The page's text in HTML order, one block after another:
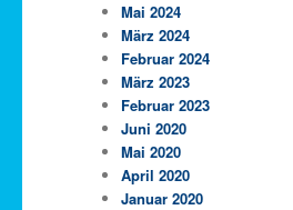
Mai 2024
März 2024
Februar 2024
März 2023
Februar 2023
Juni 2020
Mai 2020
April 2020
Januar 2020